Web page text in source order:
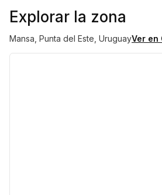
Explorar la zona
Mansa, Punta del Este, UruguayVer en